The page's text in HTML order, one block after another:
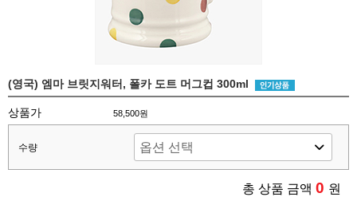
(영국) 엠마 브릿지워터, 폴카 도트 머그컵 300ml
상품가 58,500원
수량
총 상품 금액 0 원